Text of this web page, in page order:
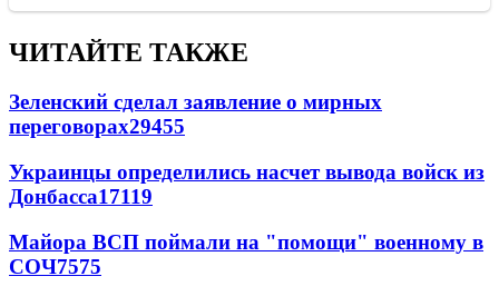
ЧИТАЙТЕ ТАКЖЕ
Зеленский сделал заявление о мирных
переговорах29455
Украинцы определились насчет вывода войск из
Донбасса17119
Майора ВСП поймали на "помощи" военному в
СОЧ7575